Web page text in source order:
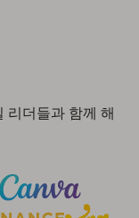
리더들과 함께 해